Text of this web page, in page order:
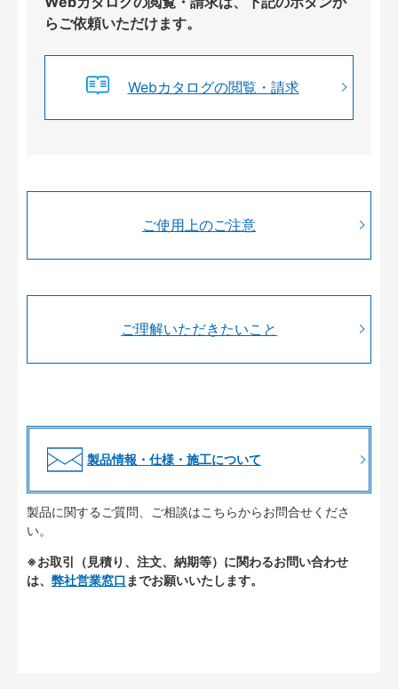
らご依頼いただけます。
Webカタログの閲覧・請求
ご使用上のご注意
ご理解いただきたいこと
製品情報・仕様・施工について
製品に関するご質問、ご相談はこちらからお問合せくださ
い。
※お取引（見積り、注文、納期等）に関わるお問い合わせ
は、 弊社営業窓口 までお願いいたします。